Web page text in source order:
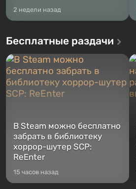
2 недели назад
Бесплатные раздачи
В Steam можно бесплатно
забрать в библиотеку
хоррор-шутер SCP:
ReEnter
15 часов назад